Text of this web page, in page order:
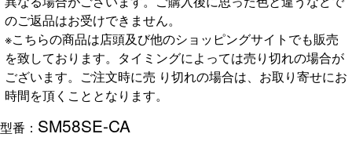
のご返品はお受けできません。
※こちらの商品は店頭及び他のショッピングサイトでも販売
を致しております。タイミングによっては売り切れの場合が
ございます。ご注文時に売 り切れの場合は、お取り寄せにお
時間を頂くこととなります。
型番： SM58SE-CA